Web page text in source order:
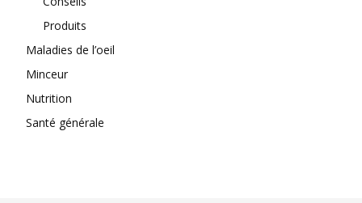
Produits
Maladies de l’oeil
Minceur
Nutrition
Santé générale